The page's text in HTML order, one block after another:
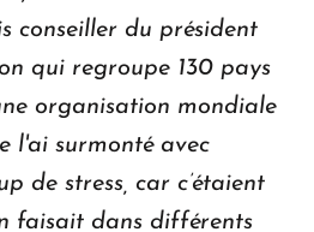
conseiller du président
qui regroupe 130 pays
organisation mondiale
l'ai surmonté avec
de stress, car c’étaient
faisait dans différents